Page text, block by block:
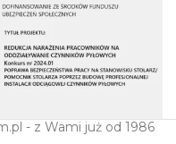
- z Wami już od 1986